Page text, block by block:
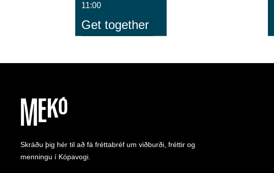
11:00
Get together
Skráðu þig hér til að fá fréttabréf um viðburði, fréttir og
menningu í Kópavogi.